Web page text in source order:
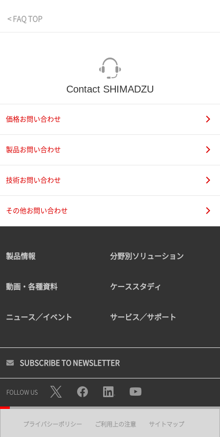
< FAQ TOP
Contact SHIMADZU
価格お問い合わせ
製品お問い合わせ
技術お問い合わせ
その他お問い合わせ
製品情報 分野別ソリューション
動画・各種資料 ケーススタディ
ニュース／イベント サービス／サポート
SUBSCRIBE TO NEWSLETTER
FOLLOW US
プライバシーポリシー ご利用上の注意 サイトマップ